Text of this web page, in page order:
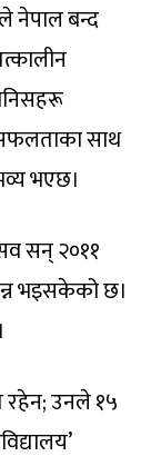
नेपाल बन्द
साथ
भएछ।
सन् २०११
भइसकेको छ।
रहेन; उनले १५